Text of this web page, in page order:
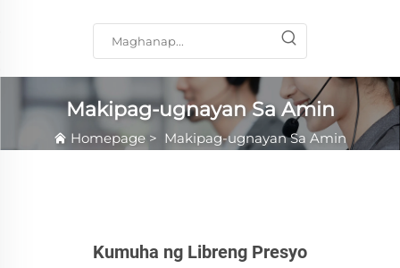
Makipag-ugnayan Sa Amin
Homepage > Makipag-ugnayan Sa Amin
Kumuha ng Libreng Presyo